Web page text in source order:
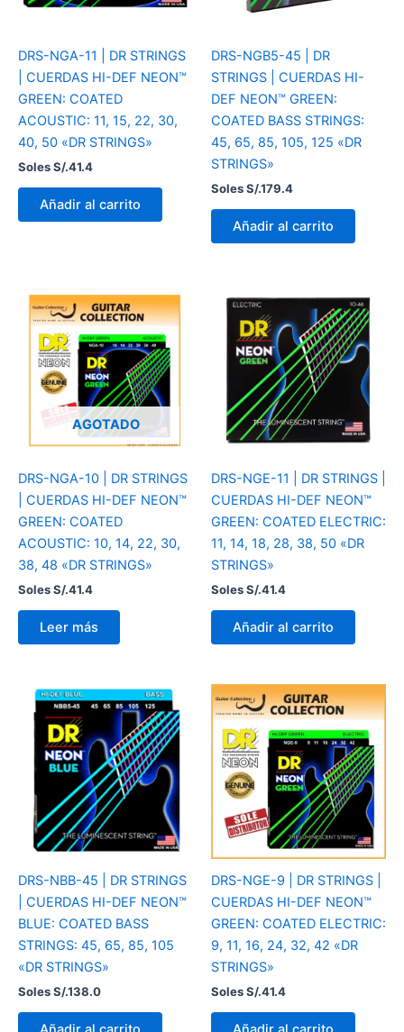
DRS-NGA-11 | DR STRINGS
| CUERDAS HI-DEF NEON™
GREEN: COATED
ACOUSTIC: 11, 15, 22, 30,
40, 50 «DR STRINGS»
Soles S/.41.4
Añadir al carrito
DRS-NGB5-45 | DR
STRINGS | CUERDAS HI-
DEF NEON™ GREEN:
COATED BASS STRINGS:
45, 65, 85, 105, 125 «DR
STRINGS»
Soles S/.179.4
Añadir al carrito
AGOTADO
DRS-NGA-10 | DR STRINGS
| CUERDAS HI-DEF NEON™
GREEN: COATED
ACOUSTIC: 10, 14, 22, 30,
38, 48 «DR STRINGS»
Soles S/.41.4
Leer más
DRS-NGE-11 | DR STRINGS |
CUERDAS HI-DEF NEON™
GREEN: COATED ELECTRIC:
11, 14, 18, 28, 38, 50 «DR
STRINGS»
Soles S/.41.4
Añadir al carrito
DRS-NBB-45 | DR STRINGS
| CUERDAS HI-DEF NEON™
BLUE: COATED BASS
STRINGS: 45, 65, 85, 105
«DR STRINGS»
Soles S/.138.0
DRS-NGE-9 | DR STRINGS |
CUERDAS HI-DEF NEON™
GREEN: COATED ELECTRIC:
9, 11, 16, 24, 32, 42 «DR
STRINGS»
Soles S/.41.4